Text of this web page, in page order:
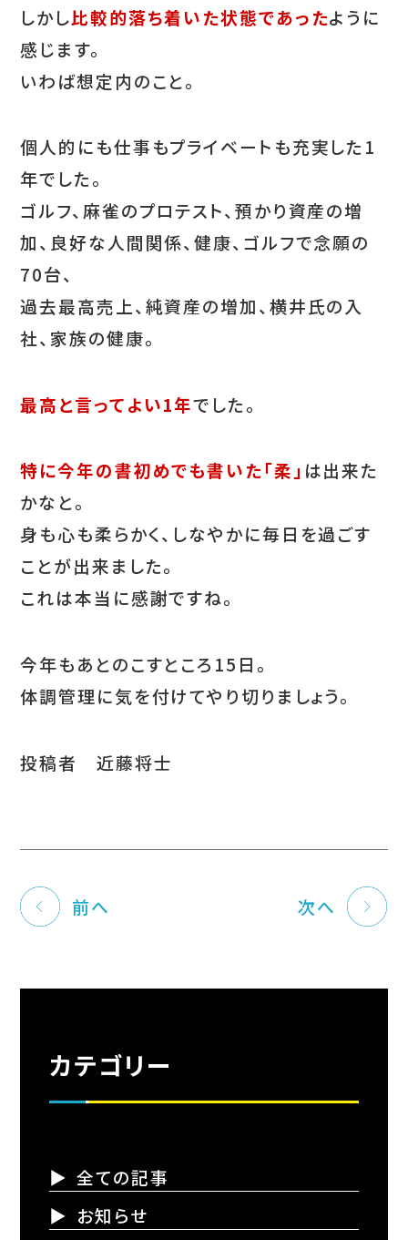
しかし比較的落ち着いた状態であったように
感じます。
いわば想定内のこと。
個人的にも仕事もプライベートも充実した1
年でした。
ゴルフ、麻雀のプロテスト、預かり資産の増
加、良好な人間関係、健康、ゴルフで念願の
70台、
過去最高売上、純資産の増加、横井氏の入
社、家族の健康。
最高と言ってよい1年でした。
特に今年の書初めでも書いた「柔」 は出来た
かなと。
身も心も柔らかく、しなやかに毎日を過ごす
ことが出来ました。
これは本当に感謝ですね。
今年もあとのこすところ15日。
体調管理に気を付けてやり切りましょう。
投稿者 近藤将士
前へ 次へ
カテゴリー
全ての記事
お知らせ